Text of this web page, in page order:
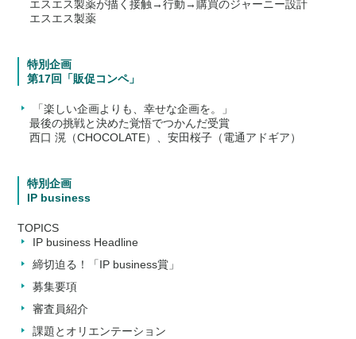
エスエス製薬が描く接触→行動→購買のジャーニー設計
エスエス製薬
特別企画
第17回「販促コンペ」
「楽しい企画よりも、幸せな企画を。」
最後の挑戦と決めた覚悟でつかんだ受賞
西口 滉（CHOCOLATE）、安田桜子（電通アドギア）
特別企画
IP business
TOPICS
IP business Headline
締切迫る！「IP business賞」
募集要項
審査員紹介
課題とオリエンテーション